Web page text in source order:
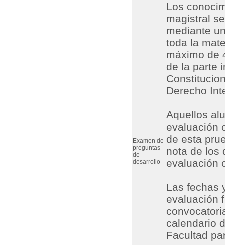
Examen de
preguntas
de
desarrollo
Los
magistral
mediante
toda la
máximo de
de la parte
Derecho
Aquellos
evaluación
de esta
nota de los
evaluación
Las fechas
evaluación
calendario
Facultad